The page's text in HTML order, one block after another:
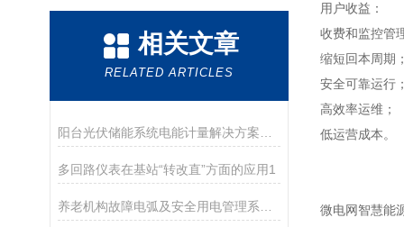
相关文章
RELATED ARTICLES
多回路仪表在基站“转改直”方面的应用1
用户收益：
收费和监控管
缩短回本周期
安全可靠运行
高效率运维；
低运营成本。
微电网智慧能